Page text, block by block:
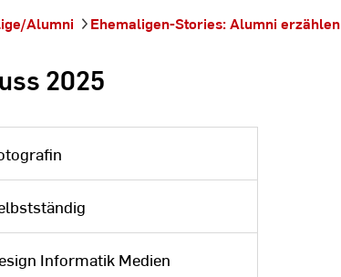
Alumni Ehemaligen-Stories: Alumni erzählen
2025
Informatik Medien